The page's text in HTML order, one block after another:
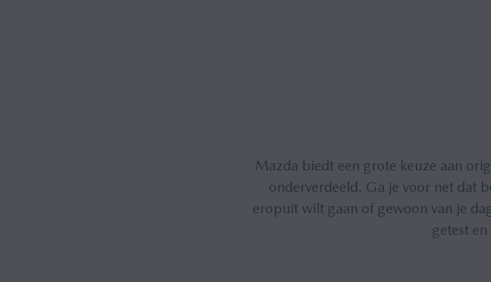
Mazda biedt een grote keuze aan
onderverdeeld. Ga je voor net dat
eropuit wilt gaan of gewoon van je
getest